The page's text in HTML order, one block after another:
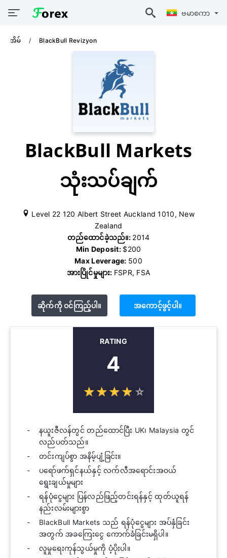
ဗမာစကာ
အိမ် BlackBull Revizyon
BlackBull Markets
သုံးသပ်ချက်
Level 22 120 Albert Street Auckland 1010, New
Zealand
တည်ထောင်ခဲ့သည်။: 2014
Min Deposit: $200
Max Leverage: 500
အားပြိုင်မှုများ: FSPR, FSA
ဆိုက်ကို ဝင်ကြည့်ပါ။ အကောင့်ဖွင့်ပါ။
RATING
4
☆☆☆☆ ☆
★★★★ ★
နယူးဇီလန်တွင် တည်ထောင်ပြီး UK၊ Malaysia တွင်
လည်ပတ်သည်။
တင်းကျပ်စွာ အနိမ့်ပျံ့ခြင်း။
ပရော်ဖက်ရှင်နယ်နှင့် လက်လီအရောင်းအ၀ယ်
ရွေးချယ်မှုများ
ရန်ပုံငွေများ ပြန်လည်ဖြည့်တင်းရန်နှင့် ထုတ်ယူရန်
နည်းလမ်းများစွာ
BlackBull Markets သည် ရန်ပုံငွေများ အပ်နှံခြင်း
အတွက် အခကြေးငွေ ကောက်ခံခြင်းမရှိပါ။
လူမှုရေးကုန်သွယ်မှုကို ပံ့ပိုးပါ။